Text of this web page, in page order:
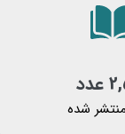
شده